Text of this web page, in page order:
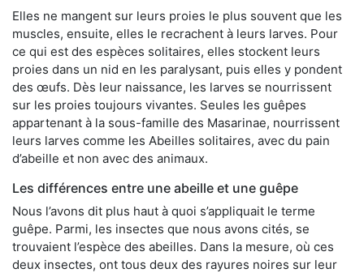
Elles ne mangent sur leurs proies le plus souvent que les
muscles, ensuite, elles le recrachent à leurs larves. Pour
ce qui est des espèces solitaires, elles stockent leurs
proies dans un nid en les paralysant, puis elles y pondent
des œufs. Dès leur naissance, les larves se nourrissent
sur les proies toujours vivantes. Seules les guêpes
appartenant à la sous-famille des Masarinae, nourrissent
leurs larves comme les Abeilles solitaires, avec du pain
d’abeille et non avec des animaux.
Les différences entre une abeille et une guêpe
Nous l’avons dit plus haut à quoi s’appliquait le terme
guêpe. Parmi, les insectes que nous avons cités, se
trouvaient l’espèce des abeilles. Dans la mesure, où ces
deux insectes, ont tous deux des rayures noires sur leur